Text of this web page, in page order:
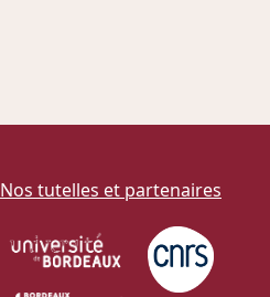
Nos tutelles et partenaires